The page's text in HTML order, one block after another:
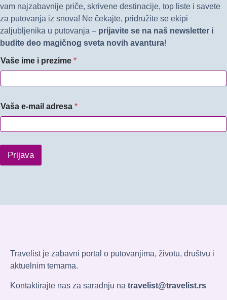
vam najzabavnije priče, skrivene destinacije, top liste i savete
za putovanja iz snova! Ne čekajte, pridružite se ekipi
zaljubljenika u putovanja – prijavite se na naš newsletter i
budite deo magičnog sveta novih avantura!
Vaše ime i prezime *
Vaša e-mail adresa *
Prijava
Travelist je zabavni portal o putovanjima, životu, društvu i
aktuelnim temama.
Kontaktirajte nas za saradnju na travelist@travelist.rs